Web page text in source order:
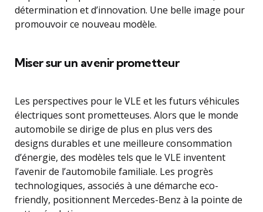
détermination et d’innovation. Une belle image pour
promouvoir ce nouveau modèle.
Miser sur un avenir prometteur
Les perspectives pour le VLE et les futurs véhicules
électriques sont prometteuses. Alors que le monde
automobile se dirige de plus en plus vers des
designs durables et une meilleure consommation
d’énergie, des modèles tels que le VLE inventent
l’avenir de l’automobile familiale. Les progrès
technologiques, associés à une démarche eco-
friendly, positionnent Mercedes-Benz à la pointe de